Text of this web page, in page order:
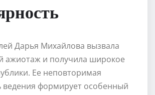
Дарья Михайлова вызвала
ажиотаж и получила широкое
Ее неповторимая
ведения формирует особенный